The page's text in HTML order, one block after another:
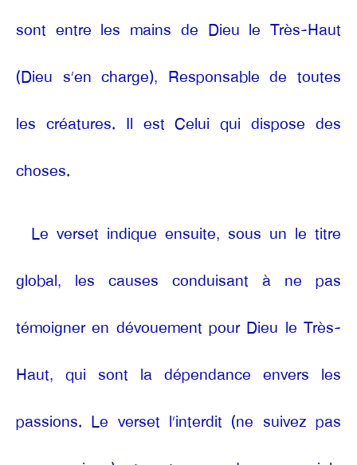
sont entre les mains de Dieu le Très-Haut
(Dieu s’en charge), Responsable de toutes
les créatures. Il est Celui qui dispose des
choses.
Le verset indique ensuite, sous un le titre
global, les causes conduisant à ne pas
témoigner en dévouement pour Dieu le Très-
Haut, qui sont la dépendance envers les
passions. Le verset l’interdit (ne suivez pas